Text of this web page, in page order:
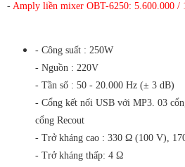
- Amply liền mixer OBT-6250: 5.600.000 /
- Công suất : 250W
- Nguồn : 220V
- Tần số : 50 - 20.000 Hz (± 3 dB)
- Cổng kết nối USB với MP3. 03
cổng Recout
- Trở kháng cao : 330 Ω (100 V),
- Trở kháng thấp: 4 Ω